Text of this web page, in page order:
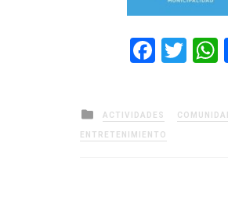
Posted
in
ACTIVIDADES
ENTRETENIMIENTO